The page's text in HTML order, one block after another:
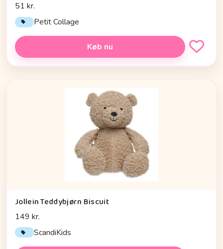
51 kr.
Petit Collage
Køb nu
Jollein Teddybjørn Biscuit
149 kr.
ScandiKids